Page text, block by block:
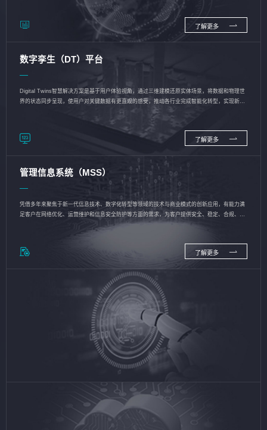
了解更多
数字孪生（DT）平台
Digital Twins智慧解决方案是基于用户体验视角，通过三维建模还原实体场景，将数据和物理世
界的状态同步呈现，使用户对关键数据有更直观的感受，推动各行业完成智能化转型，实现新旧
了解更多
管理信息系统（MSS）
凭借多年来聚焦于新一代信息技术、数字化转型等领域的技术与商业模式的创新应用，有能力满
足客户在网络优化、运营维护和信息安全防护等方面的需求，为客户提供安全、稳定、合规、持
了解更多